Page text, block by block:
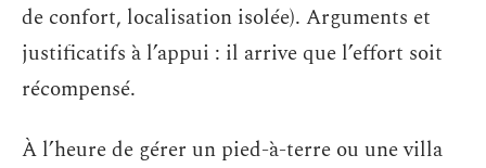
de confort, localisation isolée). Arguments et
justificatifs à l’appui : il arrive que l’effort soit
récompensé.
À l’heure de gérer un pied-à-terre ou une villa